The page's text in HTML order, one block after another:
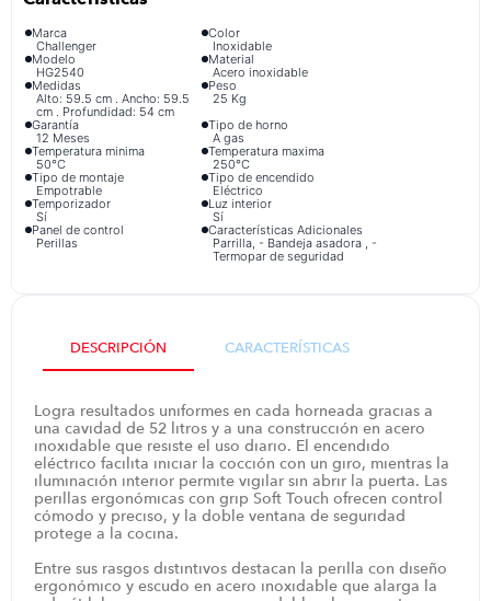
Marca
Challenger
Color
Inoxidable
Modelo
HG2540
Material
Acero inoxidable
Medidas
Alto: 59.5 cm . Ancho: 59.5
cm . Profundidad: 54 cm
Peso
25 Kg
Garantía
12 Meses
Tipo de horno
A gas
Temperatura minima
50°C
Temperatura maxima
250°C
Tipo de montaje
Empotrable
Tipo de encendido
Eléctrico
Temporizador
Sí
Luz interior
Sí
Panel de control
Perillas
Características Adicionales
Parrilla, - Bandeja asadora , -
Termopar de seguridad
DESCRIPCIÓN CARACTERÍSTICAS
Logra resultados uniformes en cada horneada gracias a
una cavidad de 52 litros y a una construcción en acero
inoxidable que resiste el uso diario. El encendido
eléctrico facilita iniciar la cocción con un giro, mientras la
iluminación interior permite vigilar sin abrir la puerta. Las
perillas ergonómicas con grip Soft Touch ofrecen control
cómodo y preciso, y la doble ventana de seguridad
protege a la cocina.
Entre sus rasgos distintivos destacan la perilla con diseño
ergonómico y escudo en acero inoxidable que alarga la